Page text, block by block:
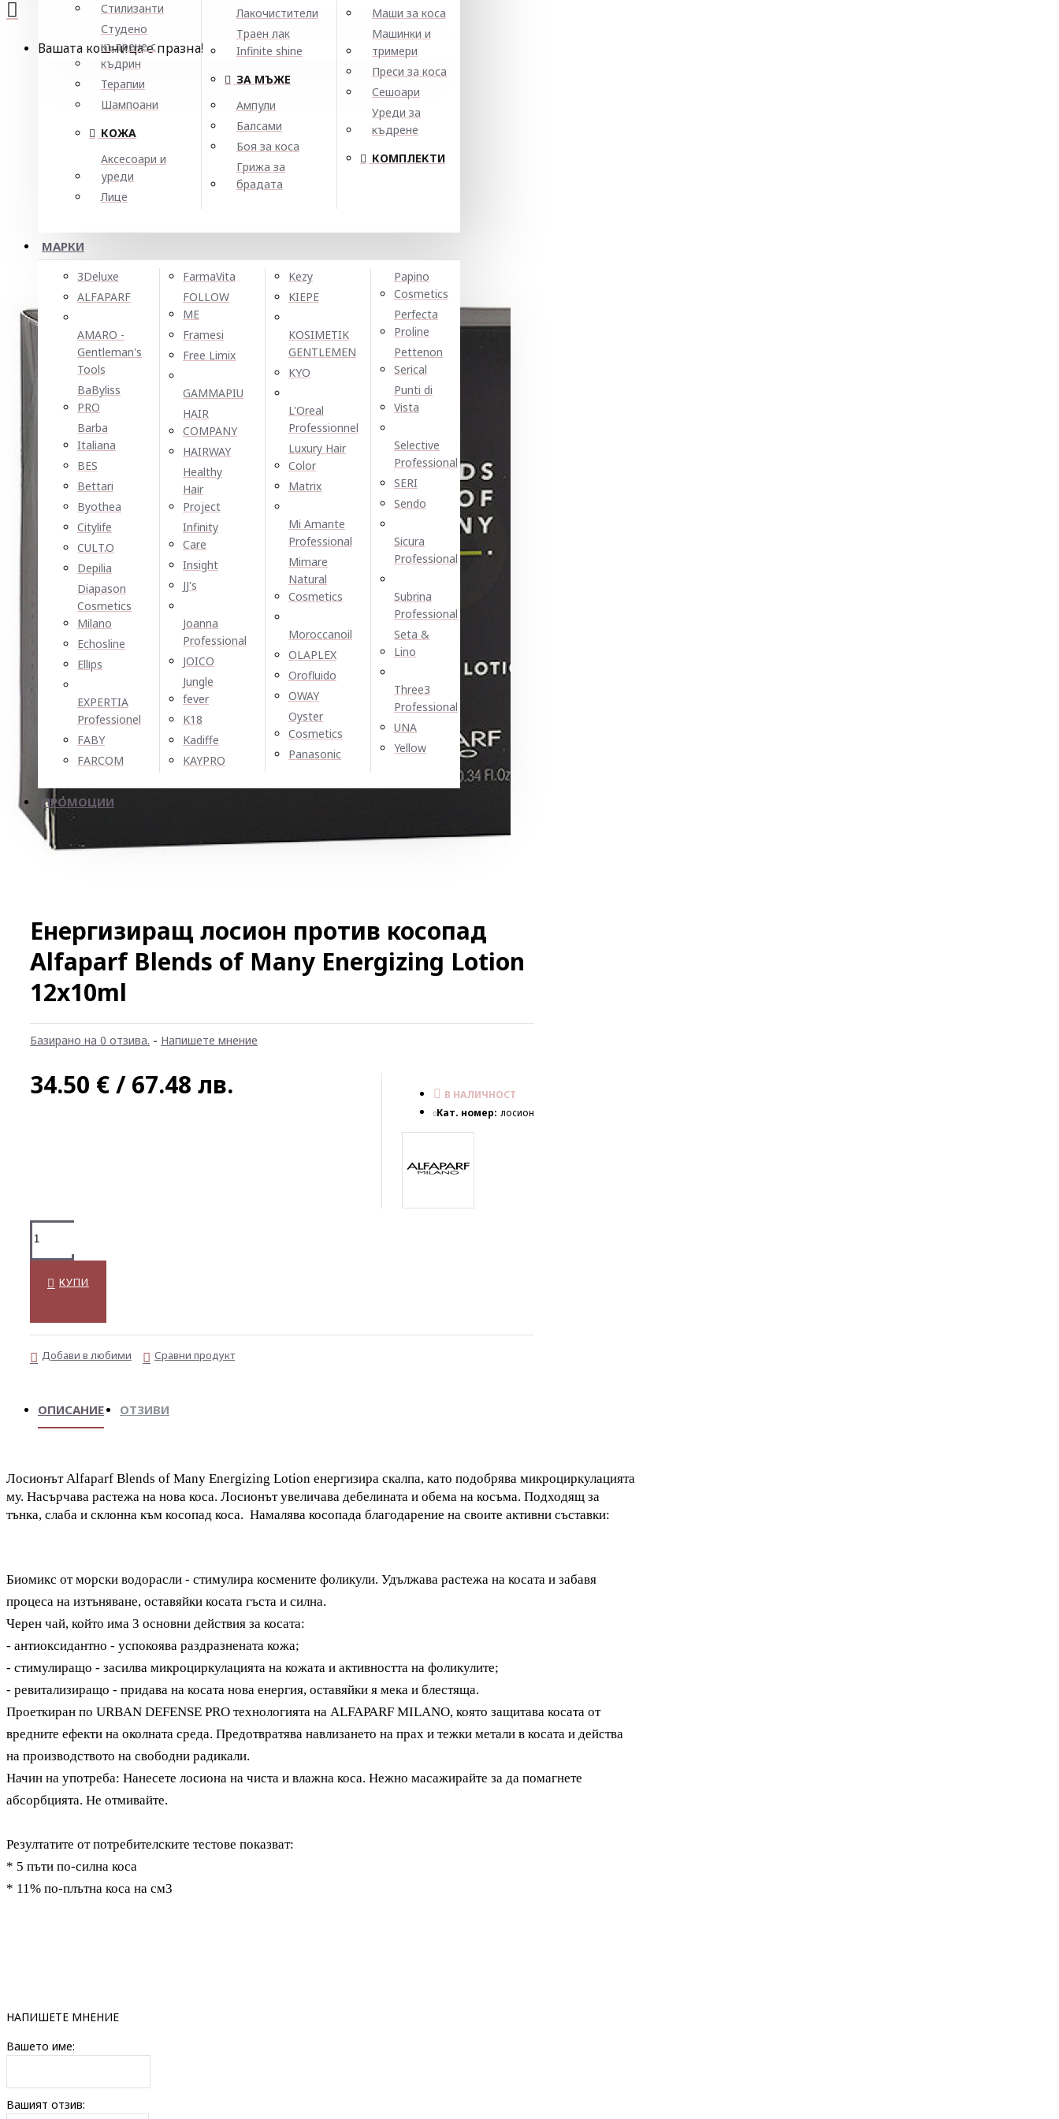
Стилизанти
Студено
къдрене с
къдрин
Терапии
Шампоани
КОЖА
Аксесоари и
уреди
Лице
Лакочистители
Траен лак
Infinite shine
ЗА МЪЖЕ
Ампули
Балсами
Боя за коса
Грижа за
брадата
Маши за коса
Машинки и
тримери
Преси за коса
Сешоари
Уреди за
къдрене
КОМПЛЕКТИ
МАРКИ
3Deluxe
ALFAPARF
AMARO -
Gentleman's
Tools
BaByliss
PRO
Barba
Italiana
BES
Bettari
Byothea
Citylife
CULT.O
Depilia
Diapason
Cosmetics
Milano
Echosline
Ellірѕ
EXPERTIA
Professionel
FABY
FARCOM
FarmaVita
FOLLOW
ME
Framesi
Free Limix
GAMMAPIU
HAIR
COMPANY
HAIRWAY
Healthy
Hair
Project
Infinity
Care
Insight
JJ's
Joanna
Professional
JOICO
Jungle
fever
K18
Kadiffe
KAYPRO
Kezy
KIEPE
KOSIMETIK
GENTLEMEN
KYO
L'Oreal
Professionnel
Luxury Hair
Color
Matrix
Mi Amante
Professional
Mimare
Natural
Cosmetics
Moroccanoil
OLAPLEX
Orofluido
OWAY
Oyster
Cosmetics
Panasonic
Papino
Cosmetics
Perfecta
Proline
Pettenon
Serical
Punti di
Vista
Selective
Professional
SERI
Sendo
Sicura
Professional
Subrina
Professional
Seta &
Lino
Three3
Professional
UNA
Yellow
ПРОМОЦИИ
Вашата кошница е празна!
Енергизиращ лосион против косопад
Alfaparf Blends of Many Energizing Lotion
12x10ml
Базирано на 0 отзива. - Напишете мнение
34.50 € / 67.48 лв.
В НАЛИЧНОСТ
Кат. номер: лосион
КУПИ
Добави в любими Сравни продукт
ОПИСАНИЕ ОТЗИВИ
Лосионът Alfaparf Blends of Many Energizing Lotion енергизира скалпа, като подобрява микроциркулацията
му. Насърчава растежа на нова коса. Лосионът увеличава дебелината и обема на косъма. Подходящ за
тънка, слаба и склонна към косопад коса. Намалява косопада благодарение на своите активни съставки:
Биомикс от морски водорасли - стимулира космените фоликули. Удължава растежа на косата и забавя
процеса на изтъняване, оставяйки косата гъста и силна.
Черен чай, който има 3 основни действия за косата:
- антиоксидантно - успокоява раздразнената кожа;
- стимулиращо - засилва микроциркулацията на кожата и активността на фоликулите;
- ревитализиращо - придава на косата нова енергия, оставяйки я мека и блестяща.
Проеткиран по URBAN DEFENSE PRO технологията на ALFAPARF MILANO, която защитава косата от
вредните ефекти на околната среда. Предотвратява навлизането на прах и тежки метали в косата и действа
на производството на свободни радикали.
Начин на употреба: Нанесете лосиона на чиста и влажна коса. Нежно масажирайте за да помагнете
абсорбцията. Не отмивайте.
Резултатите от потребителските тестове показват:
* 5 пъти по-силна коса
* 11% по-плътна коса на см3
НАПИШЕТЕ МНЕНИЕ
Вашето име:
Вашият отзив: